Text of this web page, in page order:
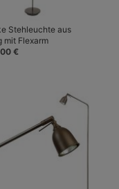
Stehleuchte aus
mit Flexarm
€